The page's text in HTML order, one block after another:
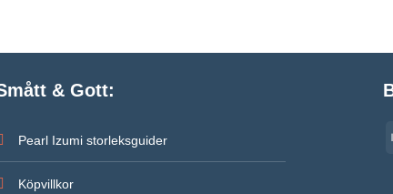
& Gott:
Pearl Izumi storleksguider
Köpvillkor